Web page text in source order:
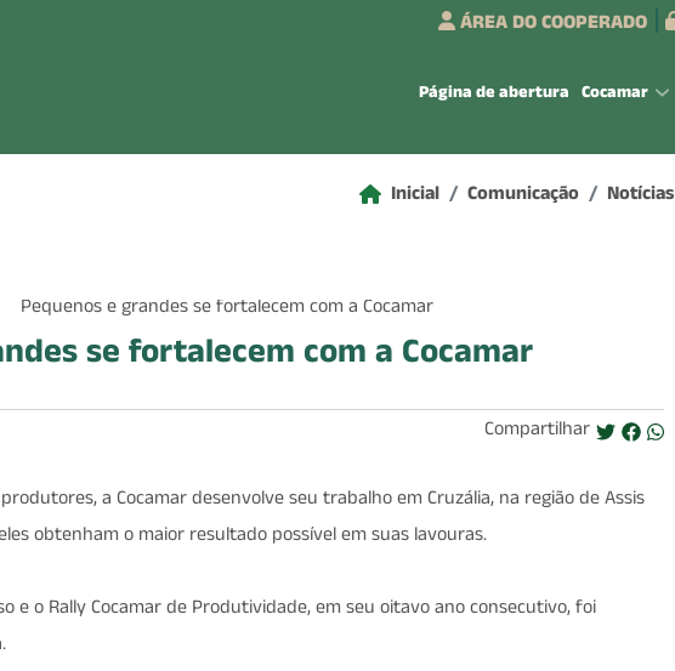
ÁREA DO COOPERADO
Página de abertura Cocamar
Inicial Comunicação Notícias
se fortalecem com a Cocamar
Compartilhar
a Cocamar desenvolve seu trabalho em Cruzália, na região de Assis
obtenham o maior resultado possível em suas lavouras.
e o Rally Cocamar de Produtividade, em seu oitavo ano consecutivo, foi